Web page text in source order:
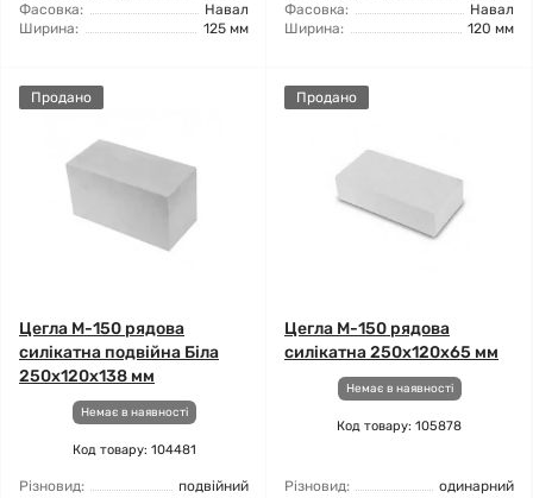
Фасовка:
Навал
Ширина:
125 мм
Фасовка:
Навал
Ширина:
120 мм
Продано
Цегла М-150 рядова
силікатна подвійна Біла
250х120х138 мм
Немає в наявності
Код товару: 104481
Різновид:
подвійний
Продано
Цегла М-150 рядова
силікатна 250х120х65 мм
Немає в наявності
Код товару: 105878
Різновид:
одинарний